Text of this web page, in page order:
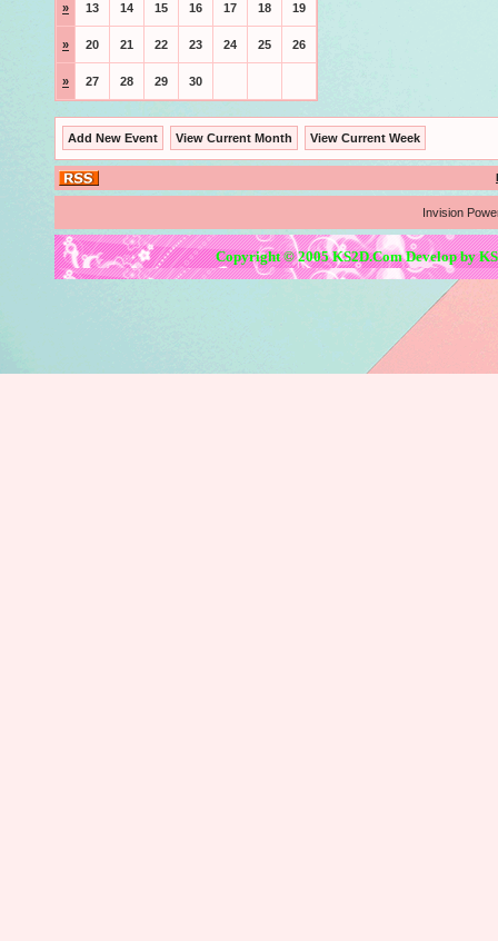
» 13 14 15 16 17 18 19
» 20 21 22 23 24 25 26
» 27 28 29 30
Add New Event View Current Month View Current Week
Invision
Copyright © 2005 KS2D.Com Develop by